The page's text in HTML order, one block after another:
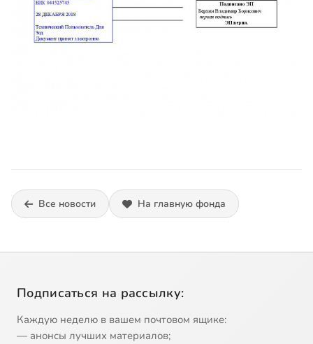
Все новости На главную фонда
Подписаться на рассылку:
Каждую неделю в вашем почтовом ящике:
— анонсы лучших материалов;